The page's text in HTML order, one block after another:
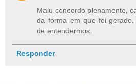
Malu concordo plenamente,
da forma em que foi
de entendermos.
Responder